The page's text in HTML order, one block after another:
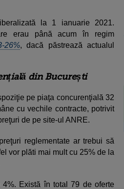
la 1 ianuarie 2021.
erau până acum în regim
26%, dacă păstrează actualul
din București
pe piaţa concurenţială 32
cu vechile contracte, potrivit
de pe site-ul ANRE.
reglementate ar trebui să
vor plăti mai mult cu 25% de la
Există în total 79 de oferte